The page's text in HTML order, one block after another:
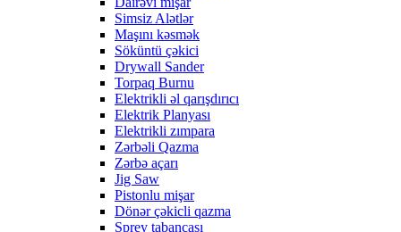
Simsiz Alətlər
Maşını kəsmək
Söküntü çəkici
Drywall Sander
Torpaq Burnu
Elektrikli əl qarışdırıcı
Elektrik Planyası
Elektrikli zımpara
Zərbəli Qazma
Zərbə açarı
Jig Saw
Pistonlu mişar
Dönər çəkicli qazma
Sprey tabancası